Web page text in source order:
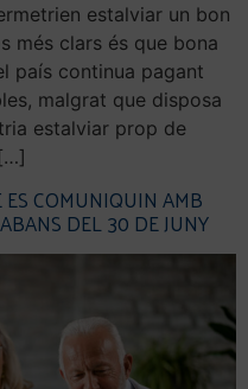
estalviar un bon
més clars és que bona
país continua pagant
malgrat que disposa
estalviar prop de
ES COMUNIQUIN AMB
DEL 30 DE JUNY